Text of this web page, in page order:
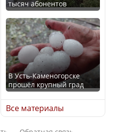
Трамп официально
вступил в должность
президента США
Луну признали объектом
культурного наследия,
находящегося под
угрозой исчезновения
тысяч абонентов
В Усть-Каменогорске
прошёл крупный град
Все материалы